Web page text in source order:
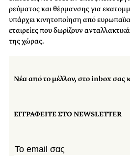
ρεύματος και θέρμανσης για
υπάρχει κινητοποίηση από
εταιρείες που δωρίζουν
της χώρας.
Νέα από το μέλλον, στο inbox σας
ΕΓΓΡΑΦΕΙΤΕ ΣΤΟ NEWSLETTER